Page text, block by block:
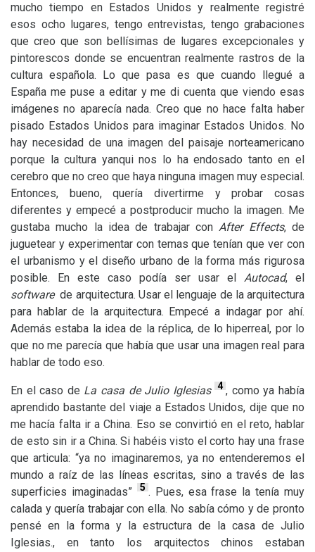
mucho tiempo en Estados Unidos y realmente registré
esos ocho lugares, tengo entrevistas, tengo grabaciones
que creo que son bellísimas de lugares excepcionales y
pintorescos donde se encuentran realmente rastros de la
cultura española. Lo que pasa es que cuando llegué a
España me puse a editar y me di cuenta que viendo esas
imágenes no aparecía nada. Creo que no hace falta haber
pisado Estados Unidos para imaginar Estados Unidos. No
hay necesidad de una imagen del paisaje norteamericano
porque la cultura yanqui nos lo ha endosado tanto en el
cerebro que no creo que haya ninguna imagen muy especial.
Entonces, bueno, quería divertirme y probar cosas
diferentes y empecé a postproducir mucho la imagen. Me
gustaba mucho la idea de trabajar conAfter Effects, de
juguetear y experimentar con temas que tenían que ver con
el urbanismo y el diseño urbano de la forma más rigurosa
posible. En este caso podía ser usar el Autocad, el
software de arquitectura. Usar el lenguaje de la arquitectura
para hablar de la arquitectura. Empecé a indagar por ahí.
Además estaba la idea de la réplica, de lo hiperreal, por lo
que no me parecía que había que usar una imagen real para
hablar de todo eso.
En el caso de La casa de Julio Iglesias 4 , como ya había
aprendido bastante del viaje a Estados Unidos, dije que no
me hacía falta ir a China. Eso se convirtió en el reto, hablar
de esto sin ir a China. Si habéis visto el corto hay una frase
que articula: “ya no imaginaremos, ya no entenderemos el
mundo a raíz de las líneas escritas, sino a través de las
superficies imaginadas”
5 . Pues, esa frase la tenía muy
calada y quería trabajar con ella. No sabía cómo y de pronto
pensé en la forma y la estructura de la casa de Julio
Iglesias., en tanto los arquitectos chinos estaban